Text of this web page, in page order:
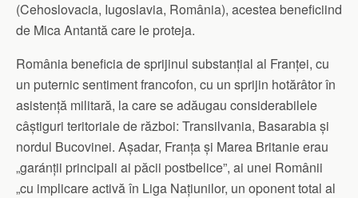
(Cehoslovacia, Iugoslavia, România), acestea beneficiind
de Mica Antantă care le proteja.
România beneficia de sprijinul substanțial al Franței, cu
un puternic sentiment francofon, cu un sprijin hotărâtor în
asistență militară, la care se adăugau considerabilele
câștiguri teritoriale de război: Transilvania, Basarabia și
nordul Bucovinei. Așadar, Franța și Marea Britanie erau
„garánții principali ai păcii postbelice”, ai unei Românii
„cu implicare activă în Liga Națiunilor, un oponent total al